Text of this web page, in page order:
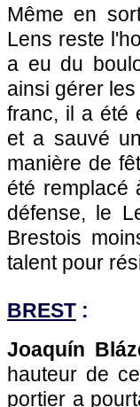
Même en
Lens reste
a eu du
ainsi gérer
franc, il a été
et a sauvé
manière de
été remplacé
défense, le
Brestois
talent pour
BREST :
Joaquín
hauteur de
portier a